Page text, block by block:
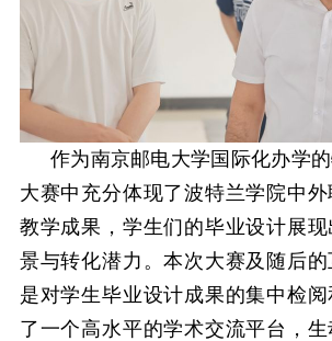
作为南京邮电大学国际化办学
大赛中充分体现了波特兰学院中
教学成果 ， 学生们的毕业设计展
景与转化潜力。本次大赛及随后
是对学生毕业设计成果的集中检
了一个高水平的学术交流平台，